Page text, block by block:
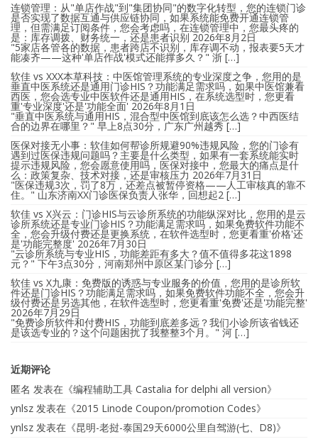
连锁管理：从"单店作战"到"集团协同"的数字化转型，您的连锁门诊
是否实现了数据互通与供应链协同，如果系统能免费开通连锁管
理，但需满足订阅条件，您会考虑吗，在连锁管理中，您最头疼的
是：库存调拨、财务统一，还是患者识别 2026年8月2日
"5家店各管各的数据，患者跨店不识别，库存调不动，报表要5天才
能凑齐——这种'单店作战'模式还能撑多久？" 浙 […]
软佳 vs XXX本草科技：中医馆管理系统的专业深度之争，您用的是
垂直中医系统还是通用门诊HIS？功能满足需求吗，如果中医馆兼看
西医，您会选专业中医软件还是通用HIS，在系统选型时，您更看
重'专业深度'还是'功能全面' 2026年8月1日
"垂直中医系统与通用HIS，混合型中医馆到底该怎么选？中西医结
合的边界在哪里？" 早上8点30分，广东广州越秀 […]
医保对接无小事：软佳如何帮诊所规避90%违规风险，您的门诊有
遇到过医保违规问题吗？主要是什么类型，如果有一套系统能实时
提示违规风险，您会愿意使用吗，医保对接中，您最大的痛点是什
么：政策复杂、技术对接，还是审核压力 2026年7月31日
"医保违规3次，罚了8万，还差点被暂停资格——人工审核真的靠不
住。" 山东济南XX门诊医保负责人张华，回想起2 […]
软佳 vs X兴云：门诊HIS与云诊所系统的功能纵深对比，您用的是云
诊所系统还是专业门诊HIS？功能满足需求吗，如果免费软件功能不
全，您会升级付费还是更换系统，在软件选型时，您更看重'价格'还
是'功能完整度' 2026年7月30日
"云诊所系统与专业HIS，功能差距有多大？值不值得多花这1898
元？" 下午3点30分，河南郑州中原区某门诊分 […]
软佳 vs X九康：免费版的诱惑与专业服务的价值，您用的是诊所软
件还是门诊HIS？功能满足需求吗，如果免费软件功能不全，您会升
级付费还是另选其他，在软件选型时，您更看重'免费'还是'功能完整'
2026年7月29日
"免费诊所软件和付费HIS，功能到底差多远？我们小诊所该省钱还
是该选专业的？这个问题困扰了我整整3个月。" 河 […]
近期评论
匿名 发表在《编程辅助工具 Castalia for delphi all version》
ynlsz 发表在《2015 Linode Coupon/promotion Codes》
ynlsz 发表在《昆明-老挝-泰国29天6000公里自驾游(七、D8)》